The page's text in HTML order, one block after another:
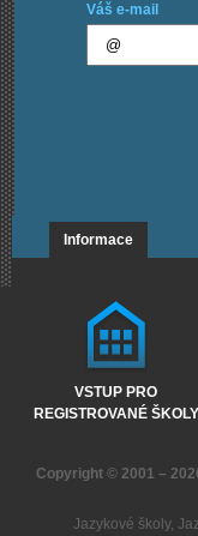
Váš e-mail
Informace
VSTUP PRO
REGISTROVANÉ ŠKOLY
Copyright © 2001 –
Jazykové školy,